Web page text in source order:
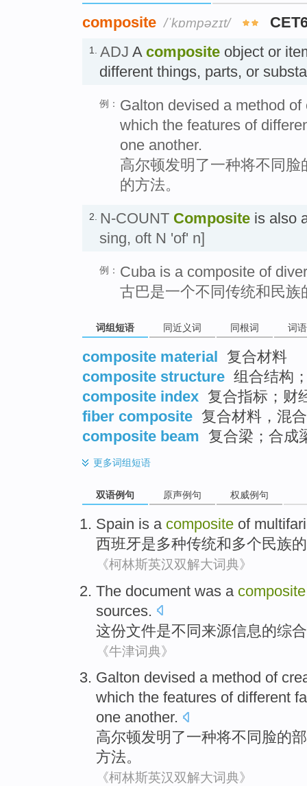
composite /ˈkɒmpəzɪt/
1. ADJ A composite object or
different things, parts, or
例： Galton devised a method
which the features of
one another.
高尔顿发明了一种将不同
的方法。
2. N-COUNT Composite is also
sing, oft N 'of' n]
例： Cuba is a composite of
古巴是一个不同传统和民族
词组短语 同近义词 同根词 词
composite material 复合材料
composite structure 组合结构
composite index 复合指标；财
fiber composite 复合材料，混
composite beam 复合梁；合成
更多词组短语
双语例句 原声例句 权威例句
Spain is a composite of
西班牙是多种传统和多个民族的
《柯林斯英汉双解大词典》
The document was a composite
sources.
这份文件是不同 来源信息的综合
《牛津词典》
Galton devised a method of
which the features of different
one another.
高尔顿发明了一种将不同 脸的
方法。
《柯林斯英汉双解大词典》